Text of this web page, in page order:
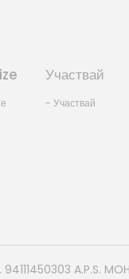
Участвай
- Участвай
94111450303 A.P.S.